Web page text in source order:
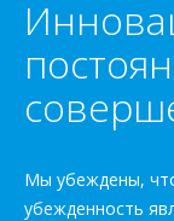
Мы убеждены,
убежденность